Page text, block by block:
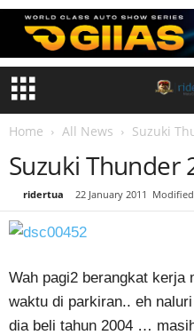
Home All News Suzuki
Suzuki Thunder
ridertua 22 January 2011 Modified
Wah pagi2 berangkat kerja
waktu di parkiran.. eh
dia beli tahun 2004 …